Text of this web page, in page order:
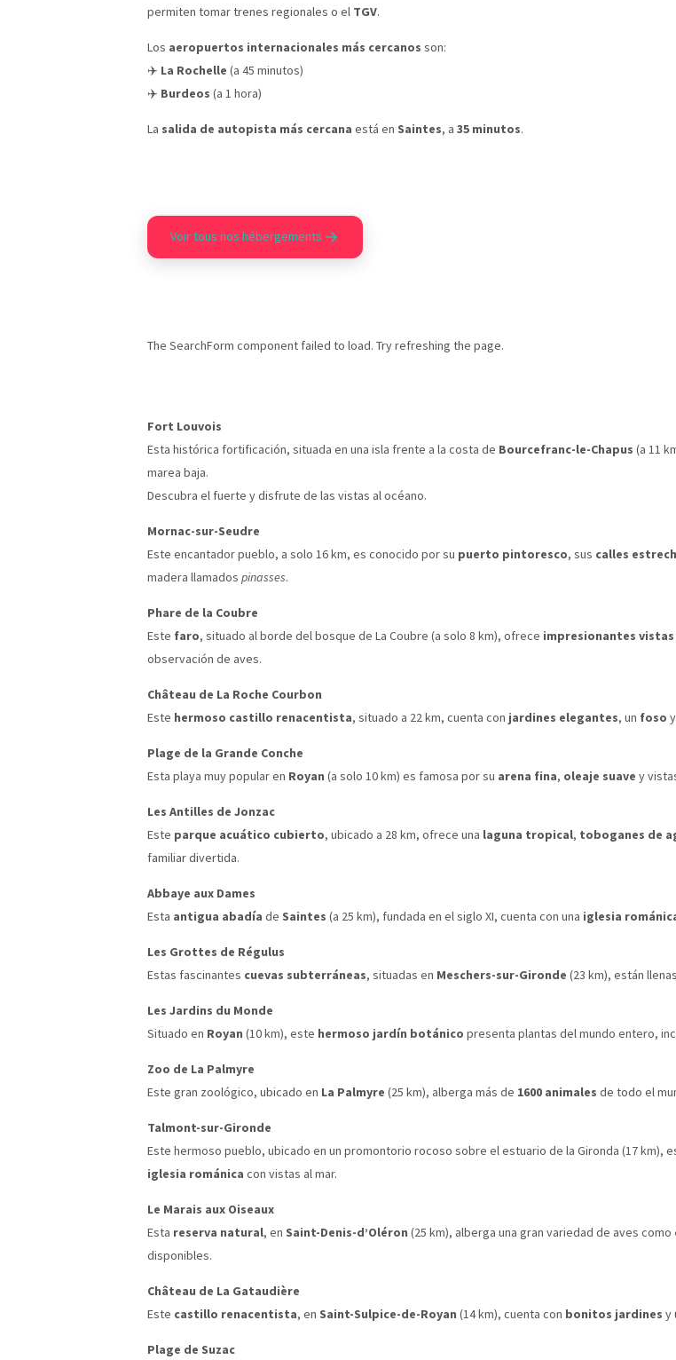
permiten tomar trenes regionales o el TGV.
Los aeropuertos internacionales más cercanos son:
✈️ La Rochelle (a 45 minutos)
✈️ Burdeos (a 1 hora)
La salida de autopista más cercana está en Saintes, a 35 minutos.
Voir tous nos hébergements
The SearchForm component failed to load. Try refreshing the page.
Fort Louvois
Esta histórica fortificación, situada en una isla frente a la costa de Bourcefranc-le-Chapus (a 11
marea baja.
Descubra el fuerte y disfrute de las vistas al océano.
Mornac-sur-Seudre
Este encantador pueblo, a solo 16 km, es conocido por su puerto pintoresco, sus calles
madera llamados pinasses.
Phare de la Coubre
Este faro, situado al borde del bosque de La Coubre (a solo 8 km), ofrece impresionantes
observación de aves.
Château de La Roche Courbon
Este hermoso castillo renacentista, situado a 22 km, cuenta con jardines elegantes, un foso
Plage de la Grande Conche
Esta playa muy popular en Royan (a solo 10 km) es famosa por su arena fina, oleaje suave y
Les Antilles de Jonzac
Este parque acuático cubierto, ubicado a 28 km, ofrece una laguna tropical, toboganes de
familiar divertida.
Abbaye aux Dames
Esta antigua abadía de Saintes (a 25 km), fundada en el siglo XI, cuenta con una iglesia
Les Grottes de Régulus
Estas fascinantes cuevas subterráneas, situadas en Meschers-sur-Gironde (23 km), están
Les Jardins du Monde
Situado en Royan (10 km), este hermoso jardín botánico presenta plantas del mundo entero,
Zoo de La Palmyre
Este gran zoológico, ubicado en La Palmyre (25 km), alberga más de 1600 animales de todo el
Talmont-sur-Gironde
Este hermoso pueblo, ubicado en un promontorio rocoso sobre el estuario de la Gironda (17 km),
iglesia románica con vistas al mar.
Le Marais aux Oiseaux
Esta reserva natural, en Saint-Denis-d’Oléron (25 km), alberga una gran variedad de aves como
disponibles.
Château de La Gataudière
Este castillo renacentista, en Saint-Sulpice-de-Royan (14 km), cuenta con bonitos jardines y
Plage de Suzac